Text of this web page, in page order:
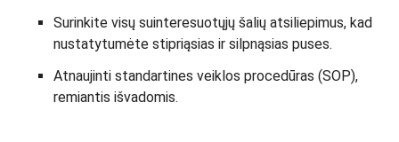
Surinkite visų suinteresuotųjų šalių atsiliepimus, kad
nustatytumėte stipriąsias ir silpnąsias puses.
Atnaujinti standartines veiklos procedūras (SOP),
remiantis išvadomis.